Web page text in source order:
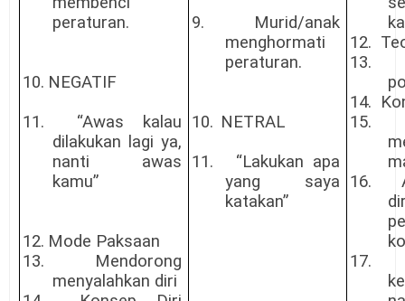
peraturan.
10. NEGATIF
11.
“Awas kalau
dilakukan lagi ya,
nanti awas
kamu”
12. Mode Paksaan
13.
Mendorong
menyalahkan diri
9.
Murid/anak
menghormati
peraturan.
10. NETRAL
11.
“Lakukan apa
yang saya
katakan”
12.
13.
14.
15.
16.
17.